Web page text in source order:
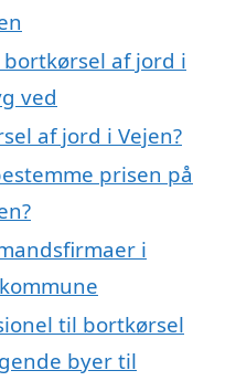
af jord i
ved
af jord i Vejen?
prisen på
i
til bortkørsel
byer til